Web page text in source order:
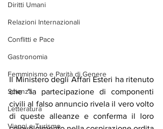
Diritti Umani
Relazioni Internazionali
Conflitti e Pace
Gastronomia
Femminismo e Parità di Genere
Scienza
Letteratura
Viaggi e Turismo
Il Ministero degli Affari Esteri ha ritenuto
che "la partecipazione di componenti
civili al falso annuncio rivela il vero volto
di queste alleanze e conferma il loro